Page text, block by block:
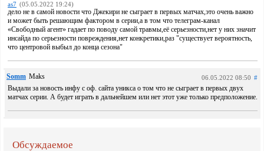
as7 (05.05.2022 19:24)
дело не в самой новости что Джекири не сыграет в первых матчах,это очень важно
и может быть решающим фактором в серии,а в том что телеграм-канал
«Свободный агент» гадает по поводу самой травмы,её серьезности,нет у них значит
инсайда по серьезности повреждения,нет конкретики,раз "существует вероятность,
что центровой выбыл до конца сезона"
Somm Maks 06.05.2022 08:50 #
Выдали за новость инфу с оф. сайта уникса о том что не сыграет в первых двух
матчах серии. А будет играть в дальнейшем или нет этот уже только предположение.
Обсуждаемое